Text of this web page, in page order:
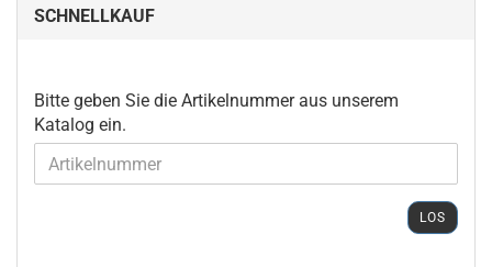
SCHNELLKAUF
BITTE
GEBEN
SIE
DIE
Bitte geben Sie die Artikelnummer aus unserem
Katalog ein.
LOS